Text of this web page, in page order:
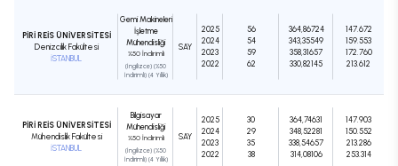
PİRİ REİS ÜNİVERSİTESİ
Denizcilik Fakültesi
İSTANBUL
Gemi Makineleri
İşletme
Mühendisliği
%50 İndirimli
(İngilizce) (%50
İndirimli) (4 Yıllık)
SAY
2025
2024
2023
2022
56
54
59
62
364,86724
343,35549
358,31657
330,82145
147.672
159.553
172.760
213.612
PİRİ REİS ÜNİVERSİTESİ
Mühendislik Fakültesi
İSTANBUL
Bilgisayar
Mühendisliği
%50 İndirimli
(İngilizce) (%50
İndirimli) (4 Yıllık)
SAY
2025
2024
2023
2022
30
29
35
38
364,74631
348,52281
338,54657
314,08106
147.903
150.552
213.286
253.314